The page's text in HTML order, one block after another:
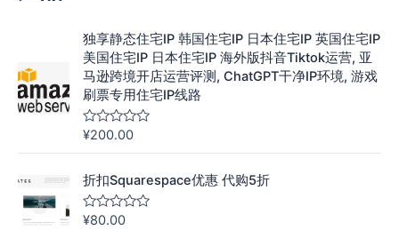
独享静态住宅IP 韩国住宅IP 日本住宅IP 英国住宅IP
美国住宅IP 日本住宅IP 海外版抖音Tiktok运营, 亚
马逊跨境开店运营评测, ChatGPT干净IP环境, 游戏
刷票专用住宅IP线路
评
&
s
o
l
;
¥200.00
折扣Squarespace优惠 代购5折
评
¥80.00